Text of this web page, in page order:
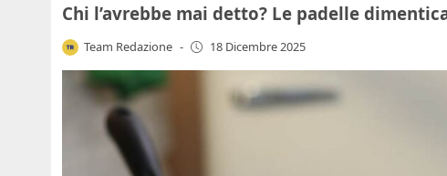
Chi l’avrebbe mai detto? Le padelle
Team Redazione - 18 Dicembre 2025